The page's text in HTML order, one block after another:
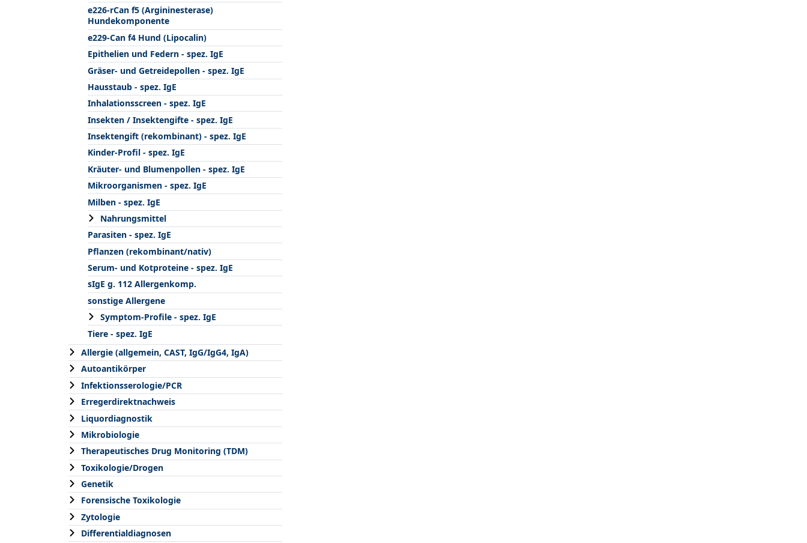
e226-rCan f5 (Argininesterase)
Hundekomponente
e229-Can f4 Hund (Lipocalin)
Epithelien und Federn - spez. IgE
Gräser- und Getreidepollen - spez. IgE
Hausstaub - spez. IgE
Inhalationsscreen - spez. IgE
Insekten / Insektengifte - spez. IgE
Insektengift (rekombinant) - spez. IgE
Kinder-Profil - spez. IgE
Kräuter- und Blumenpollen - spez. IgE
Mikroorganismen - spez. IgE
Milben - spez. IgE
Nahrungsmittel
Parasiten - spez. IgE
Pflanzen (rekombinant/nativ)
Serum- und Kotproteine - spez. IgE
sIgE g. 112 Allergenkomp.
sonstige Allergene
Symptom-Profile - spez. IgE
Tiere - spez. IgE
Allergie (allgemein, CAST, IgG/IgG4, IgA)
Autoantikörper
Infektionsserologie/PCR
Erregerdirektnachweis
Liquordiagnostik
Mikrobiologie
Therapeutisches Drug Monitoring (TDM)
Toxikologie/Drogen
Genetik
Forensische Toxikologie
Zytologie
Differentialdiagnosen